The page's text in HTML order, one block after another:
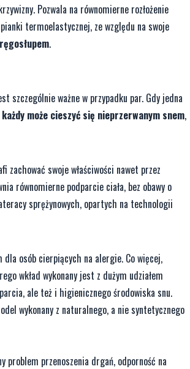
Pozwala na równomierne rozłożenie
termoelastycznej, ze względu na swoje
.
szczególnie ważne w przypadku par. Gdy jedna
każdy może cieszyć się nieprzerwanym snem,
zachować swoje właściwości nawet przez
równomierne podparcie ciała, bez obawy o
sprężynowych, opartych na technologii
osób cierpiących na alergie. Co więcej,
wkład wykonany jest z dużym udziałem
ale też i higienicznego środowiska snu.
wykonany z naturalnego, a nie syntetycznego
przenoszenia drgań, odporność na